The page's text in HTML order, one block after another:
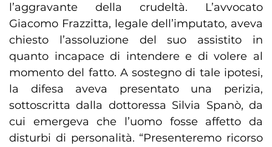
l’aggravante della crudeltà. L’avvocato
Giacomo Frazzitta, legale dell’imputato, aveva
chiesto l’assoluzione del suo assistito in
quanto incapace di intendere e di volere al
momento del fatto. A sostegno di tale ipotesi,
la difesa aveva presentato una perizia,
sottoscritta dalla dottoressa Silvia Spanò, da
cui emergeva che l’uomo fosse affetto da
disturbi di personalità. “Presenteremo ricorso